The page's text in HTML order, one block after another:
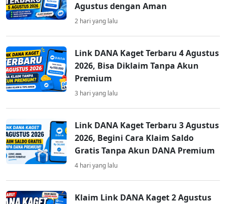
Agustus dengan Aman
2 hari yang lalu
Link DANA Kaget Terbaru 4 Agustus
2026, Bisa Diklaim Tanpa Akun
Premium
3 hari yang lalu
Link DANA Kaget Terbaru 3 Agustus
2026, Begini Cara Klaim Saldo
Gratis Tanpa Akun DANA Premium
4 hari yang lalu
Klaim Link DANA Kaget 2 Agustus